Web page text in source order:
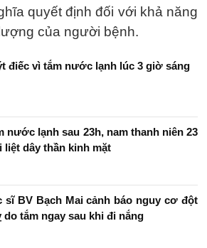
quyết định đối với khả năng
của người bệnh.
điếc vì tắm nước lạnh lúc 3 giờ sáng
nước lạnh sau 23h, nam thanh niên 23
liệt dây thần kinh mặt
sĩ BV Bạch Mai cảnh báo nguy cơ đột
do tắm ngay sau khi đi nắng